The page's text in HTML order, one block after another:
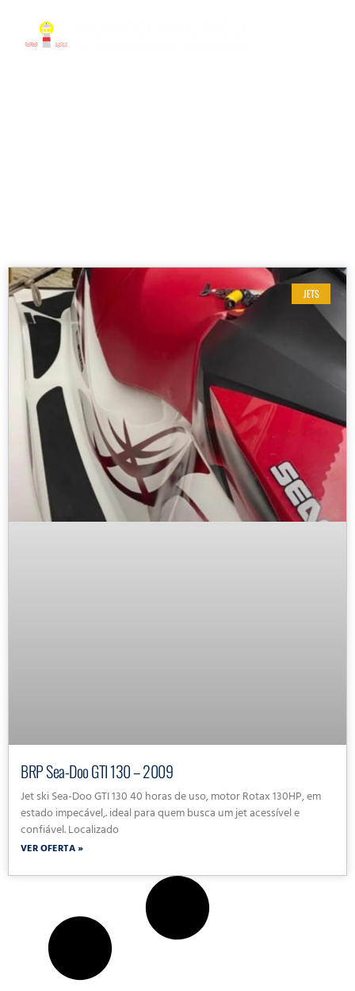
JETS
BRP Sea-Doo GTI 130 – 2009
Jet ski Sea-Doo GTI 130 40 horas de uso, motor Rotax 130HP, em
estado impecável,. ideal para quem busca um jet acessível e
confiável. Localizado
VER OFERTA »